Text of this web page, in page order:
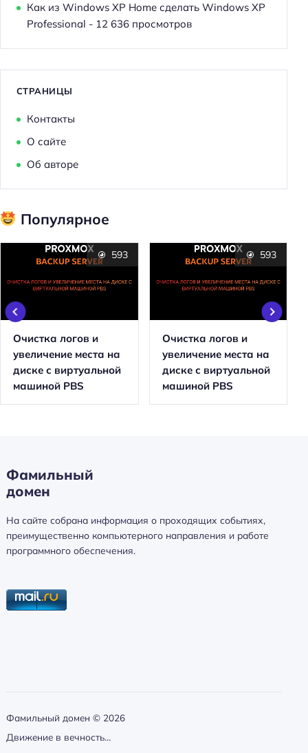
Как из Windows XP Home сделать Windows XP
Professional - 12 636 просмотров
СТРАНИЦЫ
Контакты
О сайте
Об авторе
Популярное
Очистка логов и
увеличение места на
диске с виртуальной
машиной PBS
593
Очистка логов и
увеличение места на
диске с виртуальной
машиной PBS
593
Фамильный
домен
На сайте собрана информация о проходящих событиях,
преимущественно компьютерного направления и работе
программного обеспечения.
Фамильный домен © 2026
Движение в вечность…